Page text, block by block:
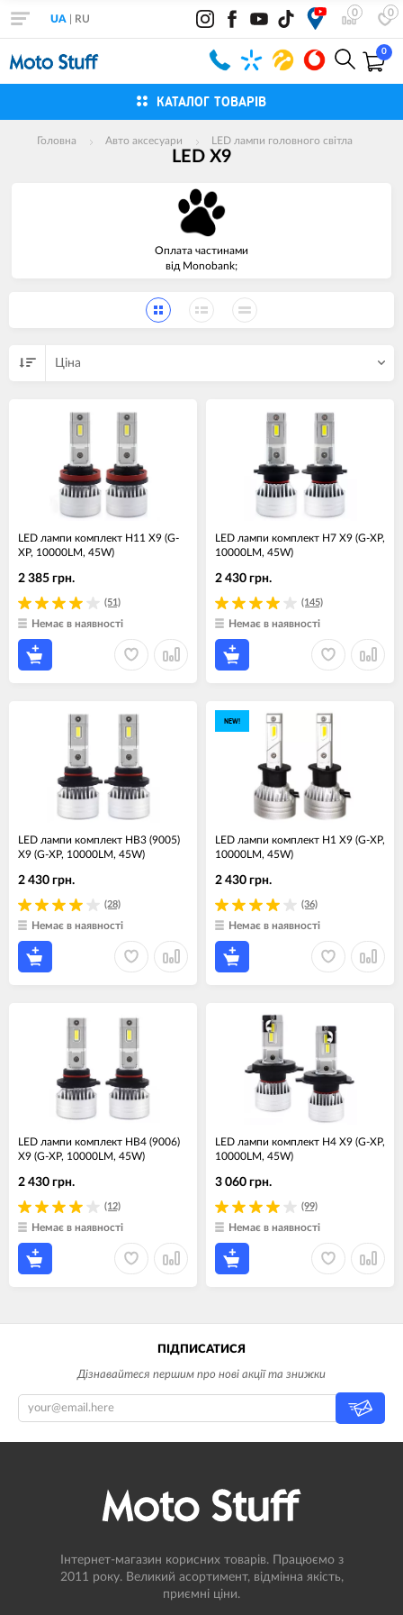
0 0
UA RU
0
КАТАЛОГ ТОВАРІВ
Головна Авто аксесуари LED лампи головного світла
LED X9
Оплата частинами
від Monobank;
Цiна
LED лампи комплект H11 X9 (G-
XP, 10000LM, 45W)
(51)
2 385 грн.
Немає в наявності
LED лампи комплект H7 X9 (G-XP,
10000LM, 45W)
(145)
2 430 грн.
Немає в наявності
LED лампи комплект HB3 (9005)
X9 (G-XP, 10000LM, 45W)
(28)
2 430 грн.
Немає в наявності
NEW!
LED лампи комплект H1 X9 (G-XP,
10000LM, 45W)
(36)
2 430 грн.
Немає в наявності
LED лампи комплект HB4 (9006)
X9 (G-XP, 10000LM, 45W)
(12)
2 430 грн.
Немає в наявності
LED лампи комплект H4 X9 (G-XP,
10000LM, 45W)
(99)
3 060 грн.
Немає в наявності
ПІДПИСАТИСЯ
Дізнавайтеся першим про нові акції та знижки
Інтернет-магазин корисних товарів. Працюємо з
2011 року. Великий асортимент, відмінна якість,
приємні ціни.